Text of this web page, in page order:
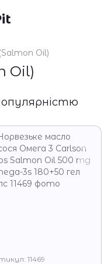
Oil)
Oil)
11469